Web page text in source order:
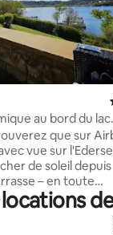
de 119
au bord du lac
sur Airbnb
que sur
vue sur
de soleil depuis
– en toute
la mer, sur la
Notre maison
est située dans